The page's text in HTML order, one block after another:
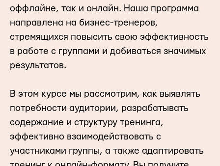
оффлайне, так и онлайн. Наша программа
направлена на бизнес-тренеров,
стремящихся повысить свою эффективность
в работе с группами и добиваться значимых
результатов.
В этом курсе мы рассмотрим, как выявлять
потребности аудитории, разрабатывать
содержание и структуру тренинга,
эффективно взаимодействовать с
участниками группы, а также адаптировать